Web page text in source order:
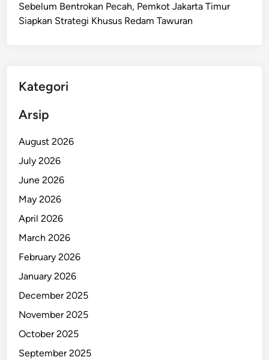
Sebelum Bentrokan Pecah, Pemkot Jakarta Timur
Siapkan Strategi Khusus Redam Tawuran
Kategori
Arsip
August 2026
July 2026
June 2026
May 2026
April 2026
March 2026
February 2026
January 2026
December 2025
November 2025
October 2025
September 2025